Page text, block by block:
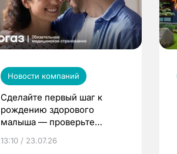
Новости компаний
Сделайте первый шаг к
рождению здорового
малыша — проверьте
по ОМС!
13:10 / 23.07.26